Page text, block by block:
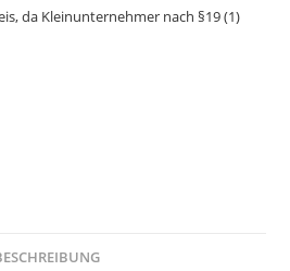
da Kleinunternehmer nach §19 (1)